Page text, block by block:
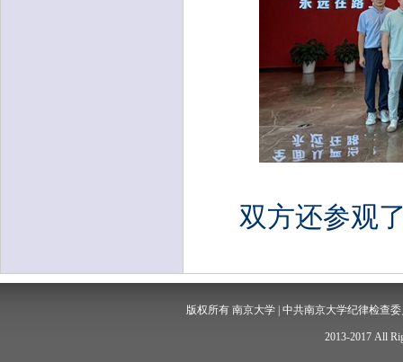
双方还参观
版权所有 南京大学 | 中共南京大学纪律检查
2013-2017 All